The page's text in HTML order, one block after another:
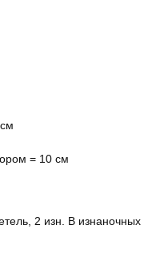
= 10 см
2 изн. В изнаночных